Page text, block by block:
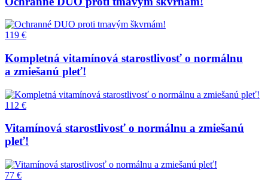
119 €
Kompletná vitamínová starostlivosť o normálnu
a zmiešanú pleť!
112 €
Vitamínová starostlivosť o normálnu a zmiešanú
pleť!
77 €